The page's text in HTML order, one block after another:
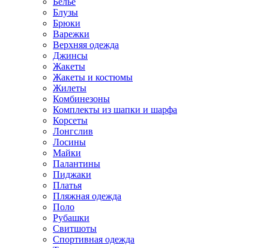
Блузы
Брюки
Варежки
Верхняя одежда
Джинсы
Жакеты
Жакеты и костюмы
Жилеты
Комбинезоны
Комплекты из шапки и шарфа
Корсеты
Лонгслив
Лосины
Майки
Палантины
Пиджаки
Платья
Пляжная одежда
Поло
Рубашки
Свитшоты
Спортивная одежда